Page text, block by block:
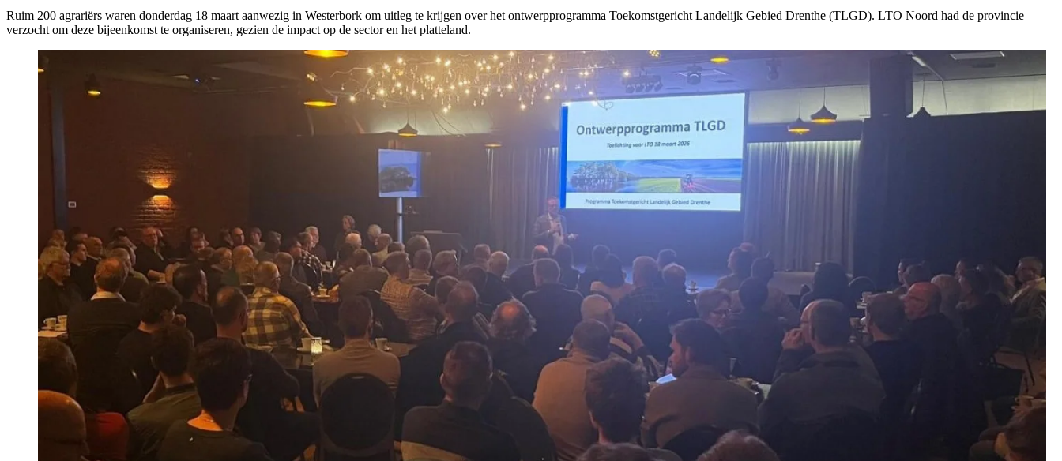
Ruim 200 agrariërs waren donderdag 18 maart aanwezig in Westerbork om uitleg te krijgen over het ontwerpprogramma Toekomstgericht Landelijk Gebied Drenthe (TLGD). LTO Noord had de provincie
verzocht om deze bijeenkomst te organiseren, gezien de impact op de sector en het platteland.